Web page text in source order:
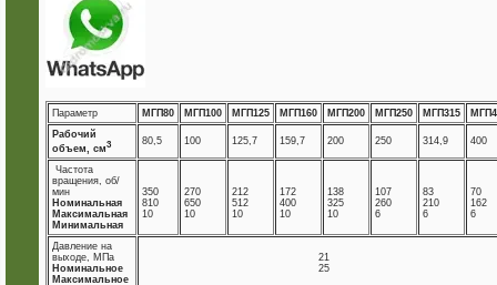
Параметр МГП80 МГП100 МГП125 МГП160 МГП200 МГП250 МГП315
Рабочий
объем, см3 80,5 100 125,7 159,7 200 250 314,9 400
Частота
вращения, об/
мин
Номинальная
Максимальная
Минимальная
350
810
10
270
650
10
212
512
10
172
400
10
138
325
10
107
260
6
83
210
6
70
162
6
Давление на
выходе, МПа
Номинальное
Максимальное
21
25